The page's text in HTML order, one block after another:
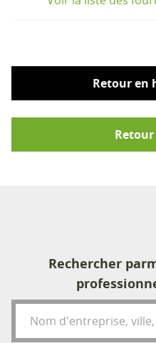
Retour en
Rechercher